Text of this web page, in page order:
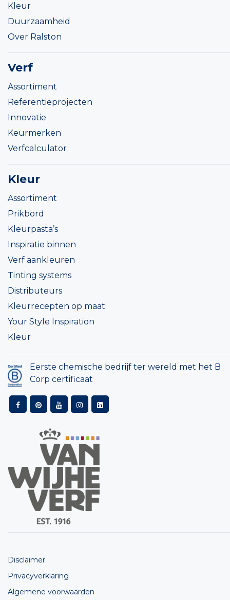
Kleur
Duurzaamheid
Over Ralston
Verf
Assortiment
Referentieprojecten
Innovatie
Keurmerken
Verfcalculator
Kleur
Assortiment
Prikbord
Kleurpasta’s
Inspiratie binnen
Verf aankleuren
Tinting systems
Distributeurs
Kleurrecepten op maat
Your Style Inspiration
Kleur
Eerste chemische bedrijf ter wereld met het B
Corp certificaat
Disclaimer
Privacyverklaring
Algemene voorwaarden